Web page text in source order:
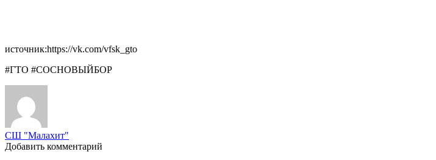
источник:https://vk.com/vfsk_gto
#ГТО #СОСНОВЫЙБОР
СШ "Малахит"
Добавить комментарий